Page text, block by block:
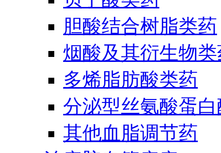
胆酸结合树脂类药
烟酸及其衍生物
多烯脂肪酸类药
分泌型丝氨酸蛋
其他血脂调节药